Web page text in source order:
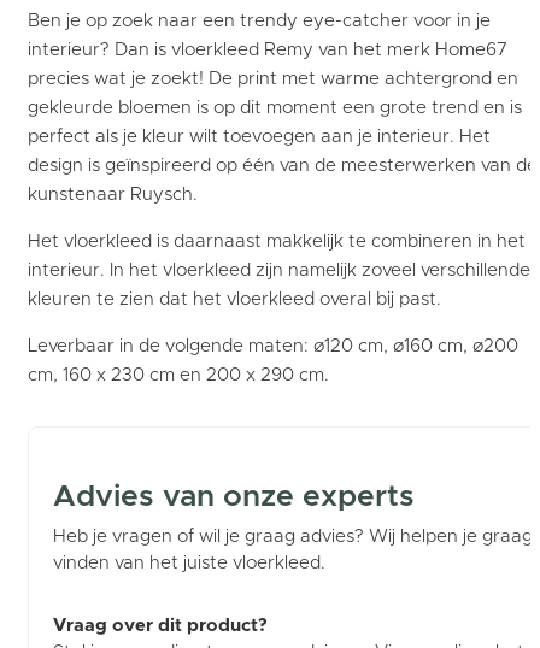
Ben je op zoek naar een trendy eye-catcher voor in je
interieur? Dan is vloerkleed Remy van het merk Home67
precies wat je zoekt! De print met warme achtergrond en
gekleurde bloemen is op dit moment een grote trend en is
perfect als je kleur wilt toevoegen aan je interieur. Het
design is geïnspireerd op één van de meesterwerken van de
kunstenaar Ruysch.
Het vloerkleed is daarnaast makkelijk te combineren in het
interieur. In het vloerkleed zijn namelijk zoveel verschillende
kleuren te zien dat het vloerkleed overal bij past.
Leverbaar in de volgende maten: ø120 cm, ø160 cm, ø200
cm, 160 x 230 cm en 200 x 290 cm.
Advies van onze experts
Heb je vragen of wil je graag advies? Wij helpen je graag
vinden van het juiste vloerkleed.
Vraag over dit product?